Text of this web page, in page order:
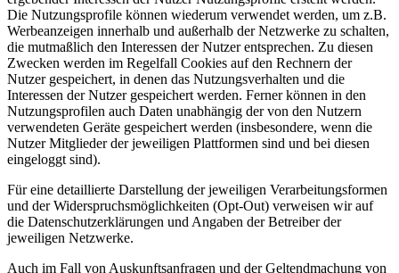
Die Nutzungsprofile können wiederum verwendet werden, um z.B.
Werbeanzeigen innerhalb und außerhalb der Netzwerke zu schalten,
die mutmaßlich den Interessen der Nutzer entsprechen. Zu diesen
Zwecken werden im Regelfall Cookies auf den Rechnern der
Nutzer gespeichert, in denen das Nutzungsverhalten und die
Interessen der Nutzer gespeichert werden. Ferner können in den
Nutzungsprofilen auch Daten unabhängig der von den Nutzern
verwendeten Geräte gespeichert werden (insbesondere, wenn die
Nutzer Mitglieder der jeweiligen Plattformen sind und bei diesen
eingeloggt sind).
Für eine detaillierte Darstellung der jeweiligen Verarbeitungsformen
und der Widerspruchsmöglichkeiten (Opt-Out) verweisen wir auf
die Datenschutzerklärungen und Angaben der Betreiber der
jeweiligen Netzwerke.
Auch im Fall von Auskunftsanfragen und der Geltendmachung von